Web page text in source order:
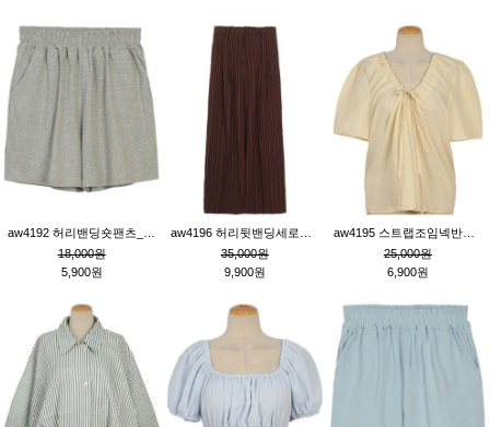
18,000원
5,900원
35,000원
9,900원
25,000원
6,900원